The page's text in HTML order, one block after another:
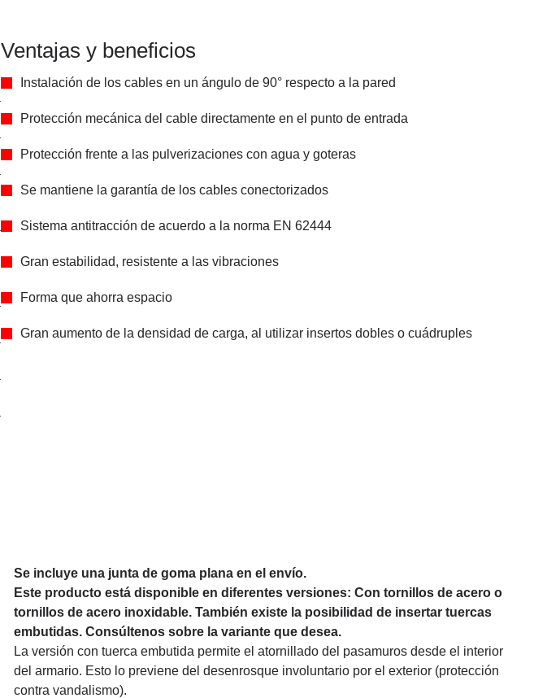
Ventajas y beneficios
Instalación de los cables en un ángulo de 90° respecto a la pared
Protección mecánica del cable directamente en el punto de entrada
Protección frente a las pulverizaciones con agua y goteras
Se mantiene la garantía de los cables conectorizados
Sistema antitracción de acuerdo a la norma EN 62444
Gran estabilidad, resistente a las vibraciones
Forma que ahorra espacio
Gran aumento de la densidad de carga, al utilizar insertos dobles o cuádruples
Se incluye una junta de goma plana en el envío.
Este producto está disponible en diferentes versiones: Con tornillos de acero o
tornillos de acero inoxidable. También existe la posibilidad de insertar tuercas
embutidas. Consúltenos sobre la variante que desea.
La versión con tuerca embutida permite el atornillado del pasamuros desde el interior
del armario. Esto lo previene del desenrosque involuntario por el exterior (protección
contra vandalismo).